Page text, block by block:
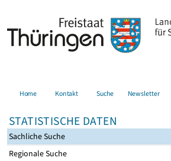
Home Kontakt Suche Newsletter
STATISTISCHE DATEN
Sachliche Suche
Regionale Suche